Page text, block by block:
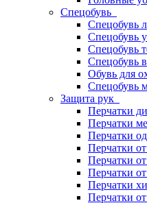
Спецобувь
Спецобувь
Спецобувь
Спецобувь
Спецобувь
Обувь для
Спецобувь
Защита рук
Перчатки
Перчатки
Перчатки
Перчатки
Перчатки
Перчатки
Перчатки
Перчатки